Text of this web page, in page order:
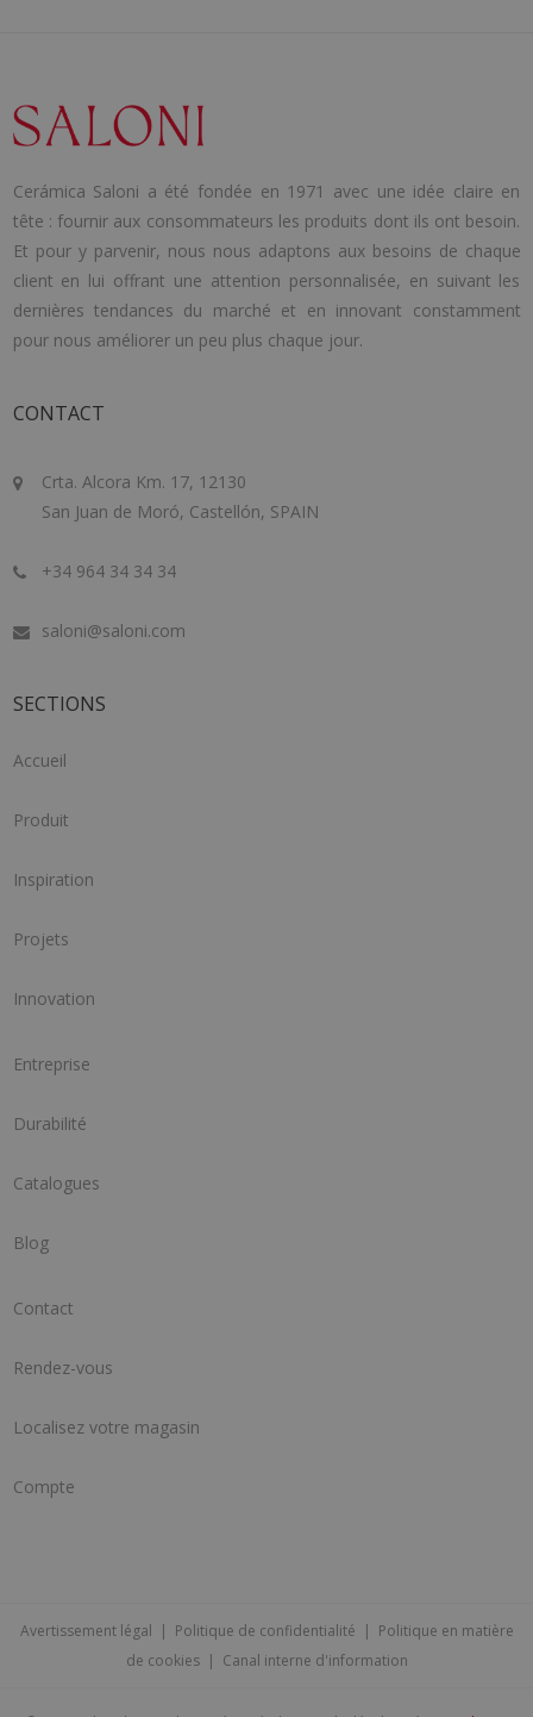
Cerámica Saloni a été fondée en 1971 avec une idée claire en
tête : fournir aux consommateurs les produits dont ils ont besoin.
Et pour y parvenir, nous nous adaptons aux besoins de chaque
client en lui offrant une attention personnalisée, en suivant les
dernières tendances du marché et en innovant constamment
pour nous améliorer un peu plus chaque jour.
CONTACT
Crta. Alcora Km. 17, 12130
San Juan de Moró, Castellón, SPAIN
+34 964 34 34 34
saloni@saloni.com
SECTIONS
Accueil
Produit
Inspiration
Projets
Innovation
Entreprise
Durabilité
Catalogues
Blog
Contact
Rendez-vous
Localisez votre magasin
Compte
Avertissement légal | Politique de confidentialité | Politique en matière
de cookies| Canal interne d'information